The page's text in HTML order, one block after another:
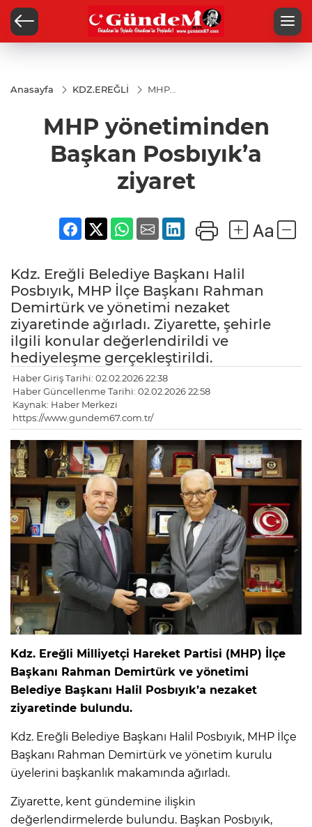
Anasayfa KDZ.EREĞLİ
MHP
Posbıyık’a
ziyaret
MHP yönetiminden
Başkan Posbıyık’a
ziyaret
Kdz. Ereğli Belediye Başkanı Halil
Posbıyık, MHP İlçe Başkanı Rahman
Demirtürk ve yönetimi nezaket
ziyaretinde ağırladı. Ziyarette, şehirle
ilgili konular değerlendirildi ve
hediyeleşme gerçekleştirildi.
Haber Giriş Tarihi: 02.02.2026 22:38
Haber Güncellenme Tarihi: 02.02.2026 22:58
Kaynak: Haber Merkezi
https://www.gundem67.com.tr/
Kdz. Ereğli Milliyetçi Hareket Partisi (MHP) İlçe
Başkanı Rahman Demirtürk ve yönetimi
Belediye Başkanı Halil Posbıyık’a nezaket
ziyaretinde bulundu.
Kdz. Ereğli Belediye Başkanı Halil Posbıyık, MHP İlçe
Başkanı Rahman Demirtürk ve yönetim kurulu
üyelerini başkanlık makamında ağırladı.
Ziyarette, kent gündemine ilişkin
değerlendirmelerde bulundu. Başkan Posbıyık,